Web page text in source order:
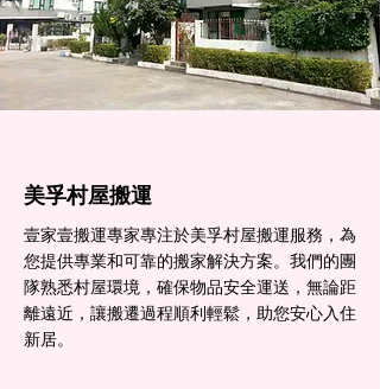
美孚村屋搬運
壹家壹搬運專家專注於美孚村屋搬運服務，為
您提供專業和可靠的搬家解決方案。我們的團
隊熟悉村屋環境，確保物品安全運送，無論距
離遠近，讓搬遷過程順利輕鬆，助您安心入住
新居。